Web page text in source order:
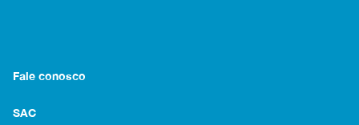
Fale conosco
SAC